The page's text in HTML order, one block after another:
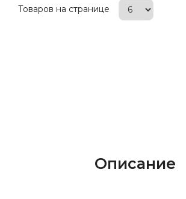
Товаров на странице
Описание